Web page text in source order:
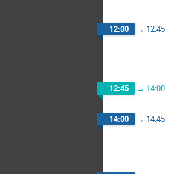
12:00 → 12:45
12:45 → 14:00
14:00 → 14:45